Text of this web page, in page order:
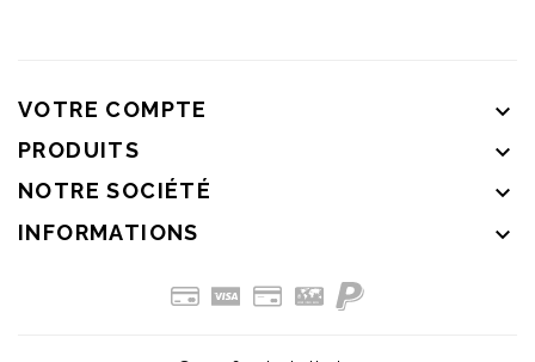
VOTRE COMPTE 
PRODUITS 
NOTRE SOCIÉTÉ 
INFORMATIONS 